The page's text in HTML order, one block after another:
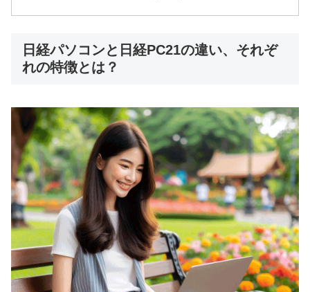
日経パソコンと日経PC21の違い、それぞ
れの特徴とは？